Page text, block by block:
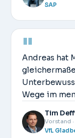
SAP
"
Andreas hat
Wege im
Tim
Vorstand
VfL